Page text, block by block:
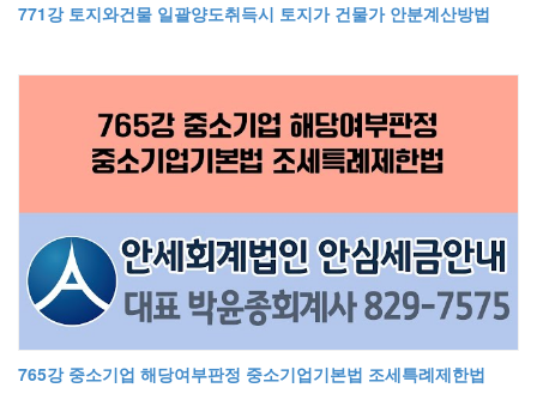
771강 토지와건물 일괄양도취득시 토지가 건물가 안분계산방법
765강 중소기업 해당여부판정 중소기업기본법 조세특례제한법